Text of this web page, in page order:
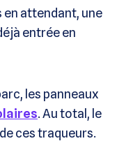
en attendant, une
entrée en
les panneaux
. Au total, le
ces traqueurs.